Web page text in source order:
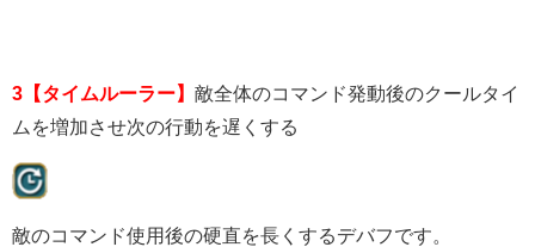
3【タイムルーラー】 敵全体のコマンド発動後のクールタイ
ムを増加させ次の行動を遅くする
敵のコマンド使用後の硬直を長くするデバフです。